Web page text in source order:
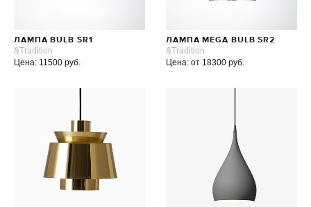
ЛАМПА BULB SR1
&Tradition
Цена: 11500 руб.
ЛАМПА MEGA BULB SR2
&Tradition
Цена: от 18300 руб.